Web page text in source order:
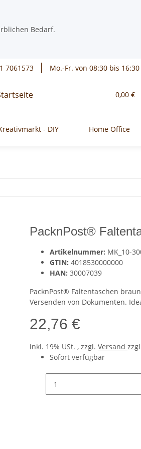
Bedarf.
7061573 Mo.-Fr. von 08:30 bis
0,00 €
- DIY Home Office
PacknPost®
Artikelnummer: MK_10-
GTIN: 4018530000000
HAN: 30007039
PacknPost® Faltentaschen
Versenden von Dokumenten.
22,76 €
inkl. 19% USt. , zzgl. Versand
Sofort verfügbar